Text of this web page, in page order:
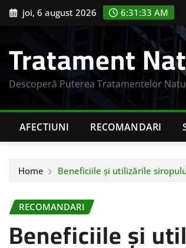
Skip joi, 6 august 2026 6:31:34 AM
Tratament
Descoperă Puterea Tratamentelor
AFECTIUNI RECOMANDARI
Home Beneficiile și utilizările
RECOMANDARI
Beneficiile și